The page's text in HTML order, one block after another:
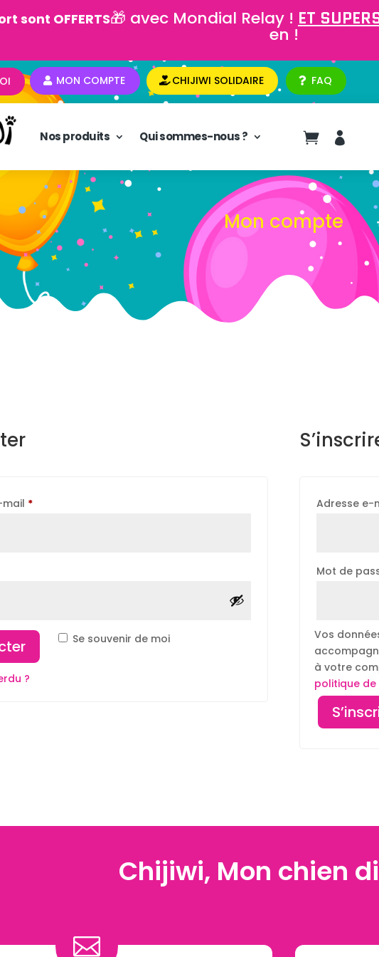
sont OFFERTS🎁 avec Mondial Relay ! ET
en !
MON COMPTE CHIJIWI SOLIDAIRE FAQ
Nos produits Qui sommes-nous ?  
Mon compte
*Obligatoire
Se souvenir de moi
?
Adresse e-
Mot de
Vos
à votre
politique
Chijiwi, Mon chien
